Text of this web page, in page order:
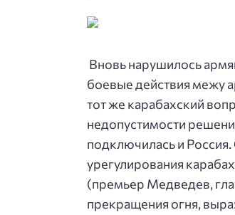
Вновь нарушилось
боевые действия межу
тот же карабахский
недопустимости
подключилась и Россия.
урегулирования
(премьер Медведев,
прекращения огня,